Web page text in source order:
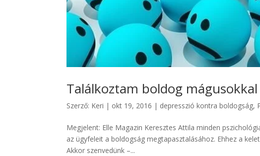
Találkoztam boldog
Szerző: Keri | okt 19, 2016 | depresszió kontra boldogság,
Megjelent: Elle Magazin Keresztes Attila minden
az ügyfeleit a boldogság megtapasztalásához. Ehhez a
Akkor szenvedünk –...